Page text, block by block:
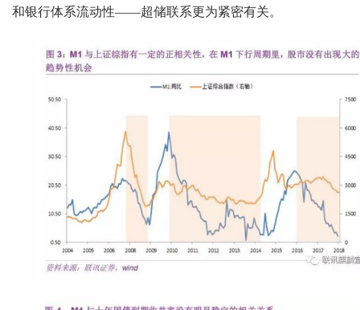
和银行体系流动性——超储联系更为紧密有关。